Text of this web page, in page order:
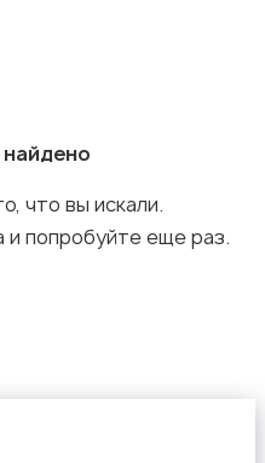
найдено
что вы искали.
и попробуйте еще раз.